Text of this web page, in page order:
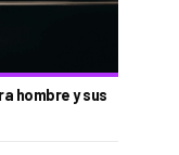
hombre y sus